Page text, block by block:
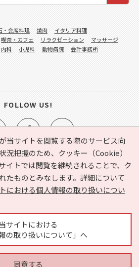
当サイトを閲覧する際のサービス向
況把握のため、クッキー（Cookie）
イトでは閲覧を継続されることで、ク
たものとみなします。詳細について
における個人情報の取り扱いについ
当サイトにおける
の取り扱いについて」へ
同意する
）とは？ お気に入り
ヘルプ
の取り扱いについて
運営会社
広告掲載に関するお問い合わせ
・会席料理 焼肉
イタリア料理
喫茶・カフェ リラクゼーション
マッサージ
内科 小児科 動物病院
会計事務所
FOLLOW US!